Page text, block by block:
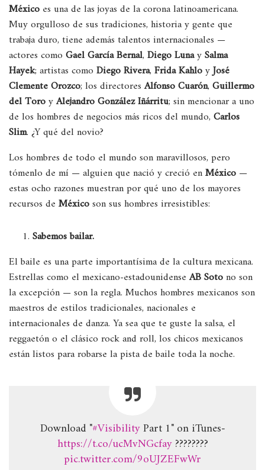
México es una de las joyas de la corona latinoamericana.
Muy orgulloso de sus tradiciones, historia y gente que
trabaja duro, tiene además talentos internacionales —
actores como Gael García Bernal, Diego LunaySalma
Hayek; artistas como Diego Rivera, Frida KahloyJosé
Clemente Orozco; los directoresAlfonso Cuarón, Guillermo
del ToroyAlejandro González Iñárritu; sin mencionar a uno
de los hombres de negocios más ricos del mundo, Carlos
Slim. ¿Y qué del novio?
Los hombres de todo el mundo son maravillosos, pero
tómenlo de mí — alguien que nació y creció enMéxico —
estas ocho razones muestran por qué uno de los mayores
recursos de Méxicoson sus hombres irresistibles:
Sabemos bailar.
El baile es una parte importantísima de la cultura mexicana.
Estrellas como el mexicano-estadounidenseAB Sotono son
la excepción — son la regla. Muchos hombres mexicanos son
maestros de estilos tradicionales, nacionales e
internacionales de danza. Ya sea que te guste la salsa, el
reggaetón o el clásico rock and roll, los chicos mexicanos
están listos para robarse la pista de baile toda la noche.
Download "#VisibilityPart 1" on iTunes-
https://t.co/ucMvNGcfay????️‍????
pic.twitter.com/9oUJZEFwWr